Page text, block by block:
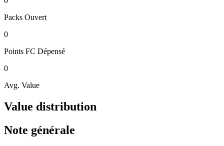
Packs Ouvert
0
Points FC Dépensé
0
Avg. Value
Value distribution
Note générale